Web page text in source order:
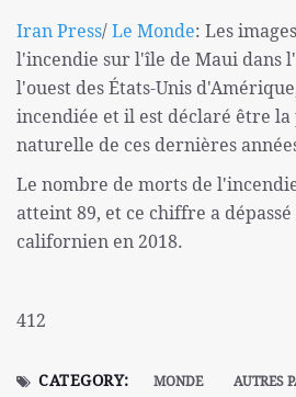
Iran Press/Le Monde: Les
l'incendie sur l'île de Maui dans
l'ouest des États-Unis
incendiée et il est déclaré être
naturelle de ces dernières
Le nombre de morts de
atteint 89, et ce chiffre a
californien en 2018.
412
CATEGORY: MONDE AUTRES